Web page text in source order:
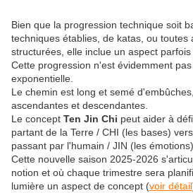
Bien que la progression technique soit
techniques établies, de katas, ou toutes
structurées, elle inclue un aspect parfois
Cette progression n'est évidemment
exponentielle.
Le chemin est long et semé
ascendantes et descendantes.
Le concept Ten Jin Chi peut aider à
partant de la Terre / CHI (les bases)
passant par l'humain / JIN (les émotions).
Cette nouvelle saison 2025-2026
notion et où chaque trimestre sera
lumière un aspect de concept (voir détail